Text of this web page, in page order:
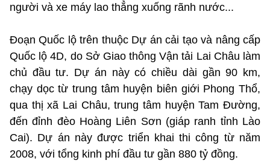
người và xe máy lao thẳng xuống rãnh nước...
Đoạn Quốc lộ trên thuộc Dự án cải tạo và nâng cấp
Quốc lộ 4D, do Sở Giao thông Vận tải Lai Châu làm
chủ đầu tư. Dự án này có chiều dài gần 90 km,
chạy dọc từ trung tâm huyện biên giới Phong Thổ,
qua thị xã Lai Châu, trung tâm huyện Tam Đường,
đến đỉnh đèo Hoàng Liên Sơn (giáp ranh tỉnh Lào
Cai). Dự án này được triển khai thi công từ năm
2008, với tổng kinh phí đầu tư gần 880 tỷ đồng.